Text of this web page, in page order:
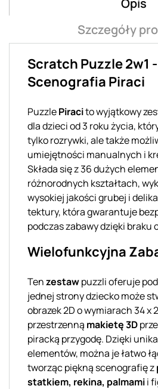
Szczegóły
Scratch Puzzle 2w1 -
Scenografia Piraci
PuzzlePiracito wyjątkowy
dla dzieci od 3 roku życia,
tylko rozrywki, ale także
umiejętności manualnych i
Składa się z 36 dużych
różnorodnych kształtach,
wysokiej jakości grubej i
tektury, która gwarantuje
podczas zabawy dzięki braku
Wielofunkcyjna
Tenzestawpuzzli oferuje
jednej strony dziecko może
obrazek 2D o wymiarach 34 x
przestrzenną makietę 3D
piracką przygodę. Dzięki
elementów, można je łatwo
tworząc piękną scenografię z
statkiem, rekina, palmamii